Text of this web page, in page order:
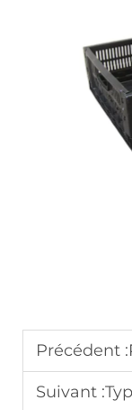
Précédent :
Suivant :